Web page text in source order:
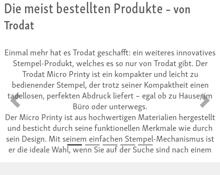
Die meist bestellten Produkte– von
Trodat
innovatives
gibt. Der
zu
einen
Hause, im
hergestellt
wie durch
ist
einem
Trodat Printy 4911– der kleinste
Der Trodat Printy 4911 ist
kleinsten Stempel aus der Printy-
ist besonders geeignet als
mit drei Zeilen. Gerne wird er
verwendet für Ein-Wort-
«KOPIE», «ORIGINAL» usw.
Zurück